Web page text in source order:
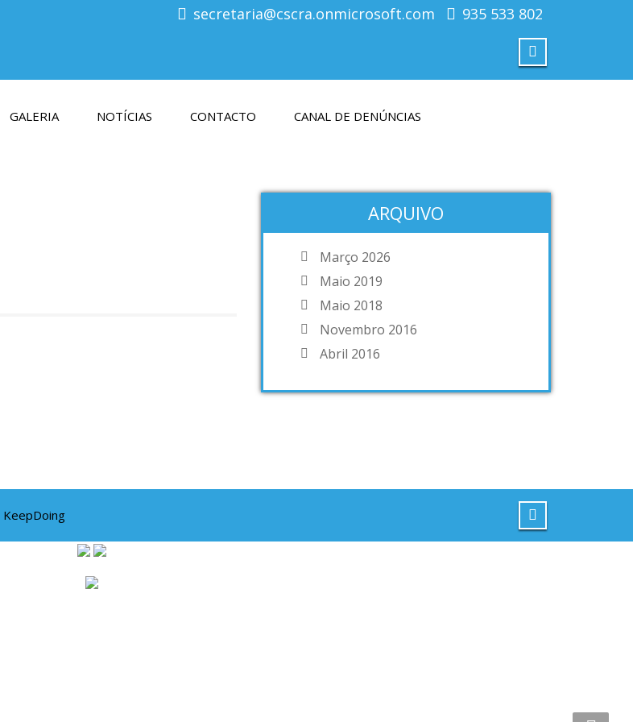
secretaria@cscra.onmicrosoft.com 935 533 802
GALERIA NOTÍCIAS CONTACTO CANAL DE DENÚNCIAS
ARQUIVO
Março 2026
Maio 2019
Maio 2018
Novembro 2016
Abril 2016
KeepDoing